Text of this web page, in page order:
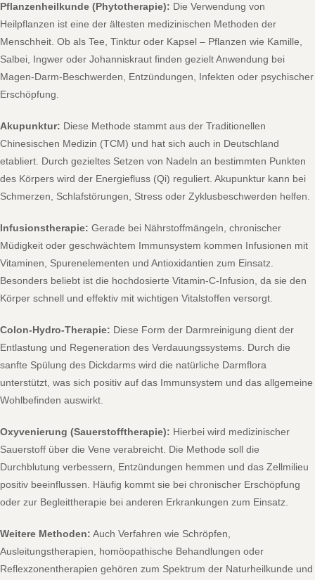
Pflanzenheilkunde (Phytotherapie): Die Verwendung von
Heilpflanzen ist eine der ältesten medizinischen Methoden der
Menschheit. Ob als Tee, Tinktur oder Kapsel – Pflanzen wie Kamille,
Salbei, Ingwer oder Johanniskraut finden gezielt Anwendung bei
Magen-Darm-Beschwerden, Entzündungen, Infekten oder psychischer
Erschöpfung.
Akupunktur: Diese Methode stammt aus der Traditionellen
Chinesischen Medizin (TCM) und hat sich auch in Deutschland
etabliert. Durch gezieltes Setzen von Nadeln an bestimmten Punkten
des Körpers wird der Energiefluss (Qi) reguliert. Akupunktur kann bei
Schmerzen, Schlafstörungen, Stress oder Zyklusbeschwerden helfen.
Infusionstherapie: Gerade bei Nährstoffmängeln, chronischer
Müdigkeit oder geschwächtem Immunsystem kommen Infusionen mit
Vitaminen, Spurenelementen und Antioxidantien zum Einsatz.
Besonders beliebt ist die hochdosierte Vitamin-C-Infusion, da sie den
Körper schnell und effektiv mit wichtigen Vitalstoffen versorgt.
Colon-Hydro-Therapie: Diese Form der Darmreinigung dient der
Entlastung und Regeneration des Verdauungssystems. Durch die
sanfte Spülung des Dickdarms wird die natürliche Darmflora
unterstützt, was sich positiv auf das Immunsystem und das allgemeine
Wohlbefinden auswirkt.
Oxyvenierung (Sauerstofftherapie): Hierbei wird medizinischer
Sauerstoff über die Vene verabreicht. Die Methode soll die
Durchblutung verbessern, Entzündungen hemmen und das Zellmilieu
positiv beeinflussen. Häufig kommt sie bei chronischer Erschöpfung
oder zur Begleittherapie bei anderen Erkrankungen zum Einsatz.
Weitere Methoden: Auch Verfahren wie Schröpfen,
Ausleitungstherapien, homöopathische Behandlungen oder
Reflexzonentherapien gehören zum Spektrum der Naturheilkunde und